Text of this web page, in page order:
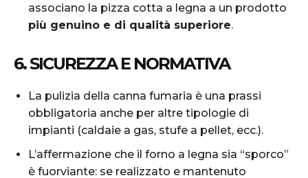
associano la pizza cotta a legna a un prodotto
più genuino e di qualità superiore.
6. SICUREZZA E NORMATIVA
La pulizia della canna fumaria è una prassi
obbligatoria anche per altre tipologie di
impianti (caldaie a gas, stufe a pellet, ecc.).
L’affermazione che il forno a legna sia “sporco”
è fuorviante: se realizzato e mantenuto